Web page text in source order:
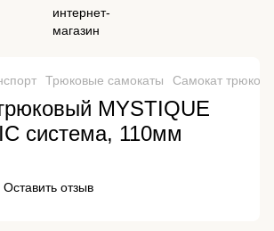
Трюковые самокаты Самокат
MYSTIQUE
система, 110мм
Оставить отзыв